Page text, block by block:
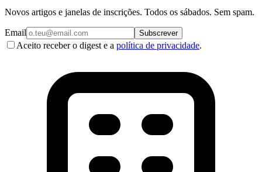
Novos artigos e janelas de inscrições. Todos os sábados. Sem spam.
Email Subscrever
Aceito receber o digest e a política de privacidade.